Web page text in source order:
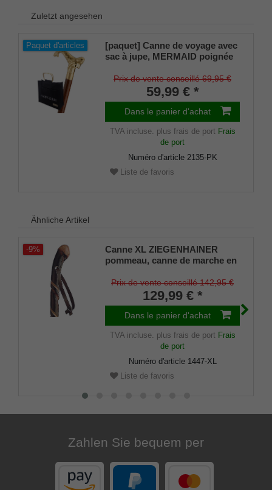
Zuletzt angesehen
Paquet d'articles
[paquet] Canne de voyage avec
sac à jupe, MERMAID poignée
marron, canne de randonnée,
divisible, compartiment secret,
femmes, hommes
Prix de vente conseillé 69,95 €
59,99 € *
Dans le panier d'achat
TVA incluse. plus frais de port Frais
de port
Numéro d'article 2135-PK
Liste de favoris
Ähnliche Artikel
-9%
Canne XL ZIEGENHAINER
pommeau, canne de marche en
fraisage décoratif doublement
torsadé, embout rond en métal
inclus.
Prix de vente conseillé 142,95 €
129,99 € *
Dans le panier d'achat
TVA incluse. plus frais de port Frais
de port
Numéro d'article 1447-XL
Liste de favoris
Zahlen Sie bequem per